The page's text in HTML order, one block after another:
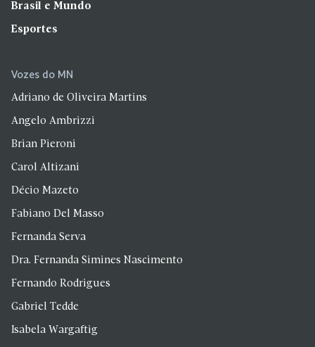
Brasil e Mundo
Esportes
Vozes do MN
Adriano de Oliveira Martins
Angelo Ambrizzi
Brian Pieroni
Carol Altizani
Décio Mazeto
Fabiano Del Masso
Fernanda Serva
Dra. Fernanda Simines Nascimento
Fernando Rodrigues
Gabriel Tedde
Isabela Wargaftig